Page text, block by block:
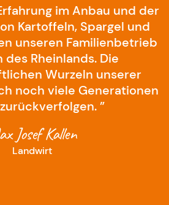
im Anbau und der
Kartoffeln, Spargel und
unseren Familienbetrieb
des Rheinlands. Die
Wurzeln unserer
noch viele Generationen
”
Josef Kallen
Landwirt